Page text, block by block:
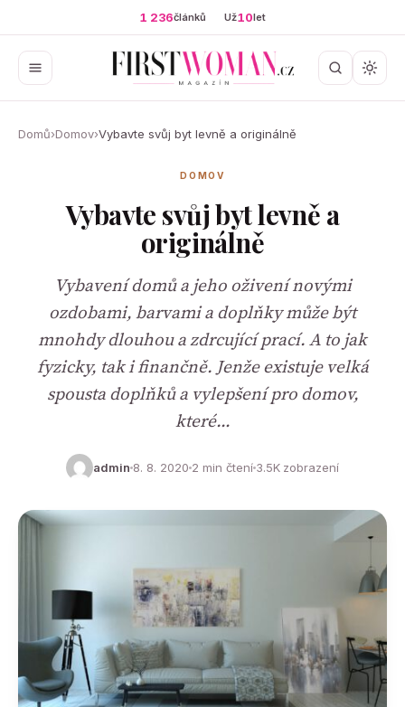
1 236článků Už10let
Domů›Domov›Vybavte svůj byt levně a originálně
DOMOV
Vybavte svůj byt levně a
originálně
Vybavení domů a jeho oživení novými
ozdobami, barvami a doplňky může být
mnohdy dlouhou a zdrcující prací. A to jak
fyzicky, tak i finančně. Jenže existuje velká
spousta doplňků a vylepšení pro domov,
které…
admin 8. 8. 2020 2 min čtení 3.5K zobrazení